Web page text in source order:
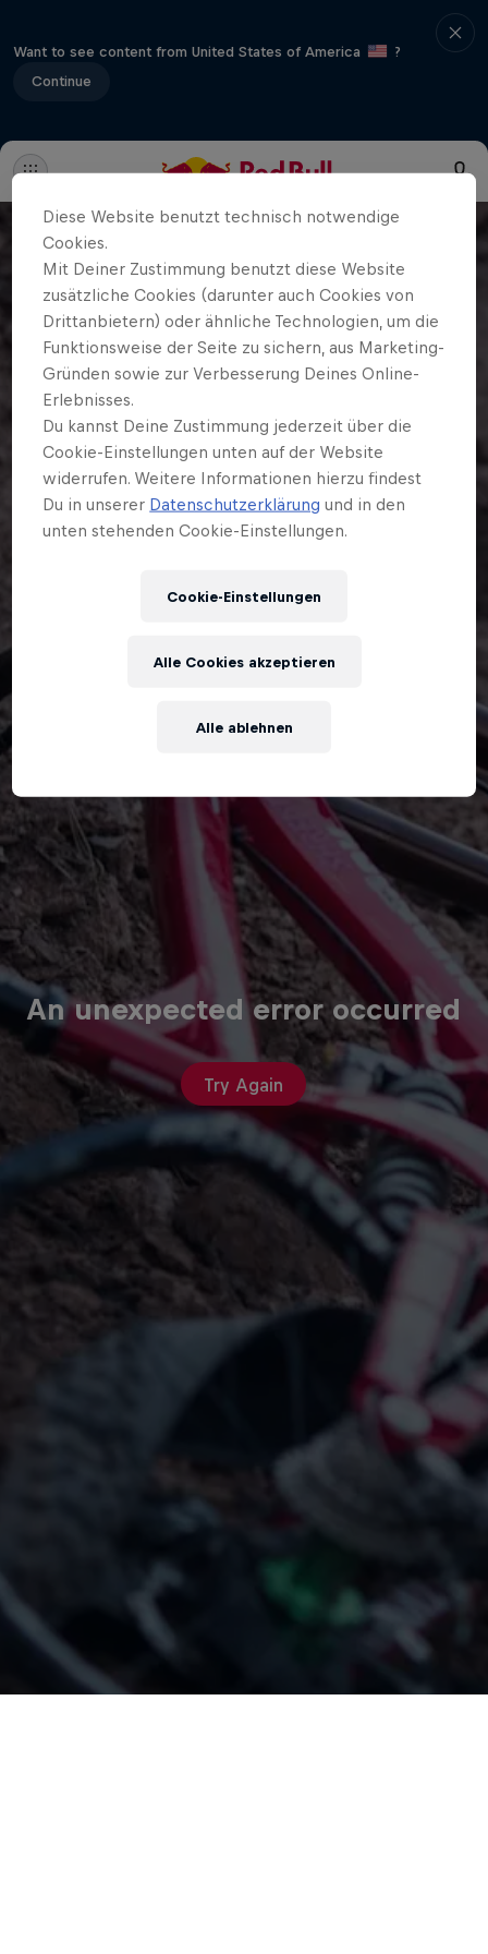
Want to see content from United States of America
?
Continue
An unexpected error occurred
Try Again
Diese Website benutzt technisch notwendige
Cookies.
Mit Deiner Zustimmung benutzt diese Website
zusätzliche Cookies (darunter auch Cookies von
Drittanbietern) oder ähnliche Technologien, um die
Funktionsweise der Seite zu sichern, aus Marketing-
Gründen sowie zur Verbesserung Deines Online-
Erlebnisses.
Du kannst Deine Zustimmung jederzeit über die
Cookie-Einstellungen unten auf der Website
widerrufen. Weitere Informationen hierzu findest
Du in unserer Datenschutzerklärung und in den
unten stehenden Cookie-Einstellungen.
Cookie-Einstellungen
Alle ablehnen
Alle Cookies akzeptieren